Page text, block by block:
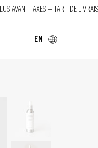
AVANT TAXES — TARIF DE
EN